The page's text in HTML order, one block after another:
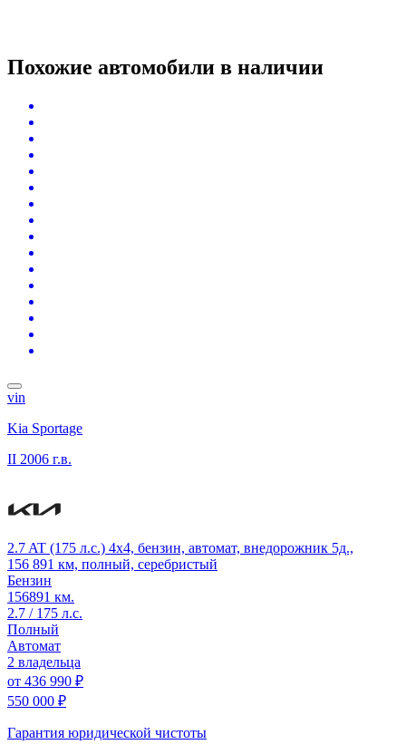
Похожие автомобили в наличии
vin
Kia Sportage
II 2006 г.в.
2.7 AT (175 л.с.) 4x4, бензин, автомат, внедорожник 5д.,
156 891 км, полный, серебристый
Бензин
156891 км.
2.7 / 175 л.с.
Полный
Автомат
2 владельца
от 436 990 ₽
550 000 ₽
Гарантия юридической чистоты